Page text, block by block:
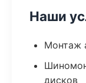
Наши
Монтаж
дисков